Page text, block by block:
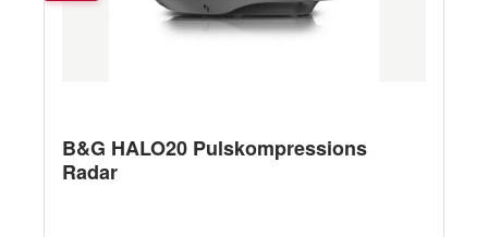
B&G HALO20 Pulskompressions
Radar